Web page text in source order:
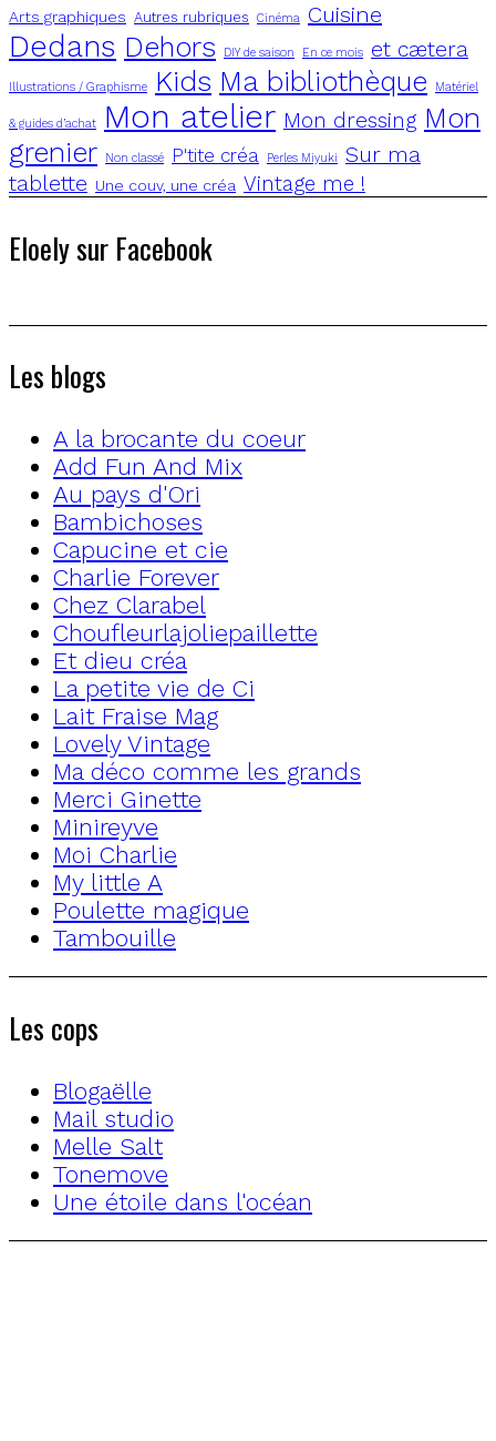
Arts graphiques Autres rubriques Cinéma Cuisine
Dedans Dehors DIY de saison En ce mois et cætera
Illustrations / Graphisme Kids Ma bibliothèque Matériel
& guides d’achat Mon atelier Mon dressing Mon
grenier
Non classé P'tite créa Perles Miyuki
Sur ma
tablette Une couv, une créa Vintage me !
Eloely sur Facebook
Les blogs
A la brocante du coeur
Add Fun And Mix
Au pays d'Ori
Bambichoses
Capucine et cie
Charlie Forever
Chez Clarabel
Choufleurlajoliepaillette
Et dieu créa
La petite vie de Ci
Lait Fraise Mag
Lovely Vintage
Ma déco comme les grands
Merci Ginette
Minireyve
Moi Charlie
My little A
Poulette magique
Tambouille
Les cops
Blogaëlle
Mail studio
Melle Salt
Tonemove
Une étoile dans l'océan